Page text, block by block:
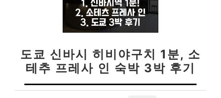
도쿄 신바시 히비야구치 1분, 소
테추 프레사 인 숙박 3박 후기